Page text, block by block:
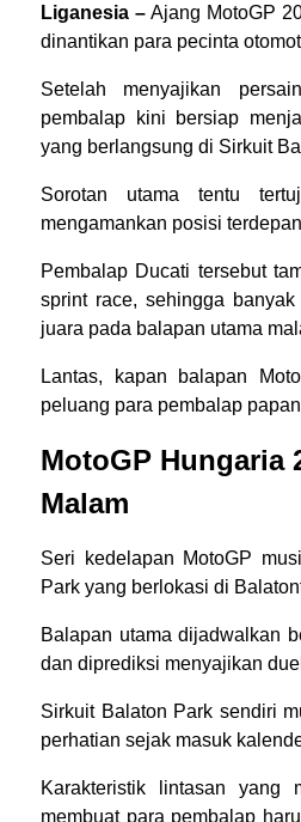
Liganesia – Ajang MotoGP
dinantikan para pecinta
Setelah menyajikan
pembalap kini bersiap
yang berlangsung di Sirkuit
Sorotan utama tentu
mengamankan posisi
Pembalap Ducati tersebut
sprint race, sehingga
juara pada balapan utama
Lantas, kapan balapan
peluang para pembalap
MotoGP Hungaria
Malam
Seri kedelapan MotoGP
Park yang berlokasi di
Balapan utama dijadwalkan
dan diprediksi menyajikan
Sirkuit Balaton Park sendiri
perhatian sejak masuk
Karakteristik lintasan yang
membuat para pembalap